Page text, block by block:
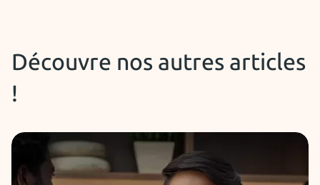
Découvre nos autres articles
!